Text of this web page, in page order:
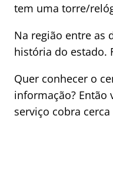
tem uma torre/
Na região entre as
história do estado.
Quer conhecer o
informação? Então
serviço cobra